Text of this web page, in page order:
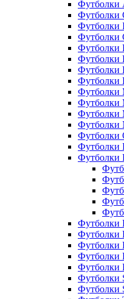
Футболки
Футболки
Футболки
Футболки
Футболки
Футболки
Футболки
Футболки
Футболки
Футболки
Футболки
Футболки
Футболки
Футболки
Футболки
Футболки
Футболки
Футболки
Футболки
Футболки
Футболки
Футболки